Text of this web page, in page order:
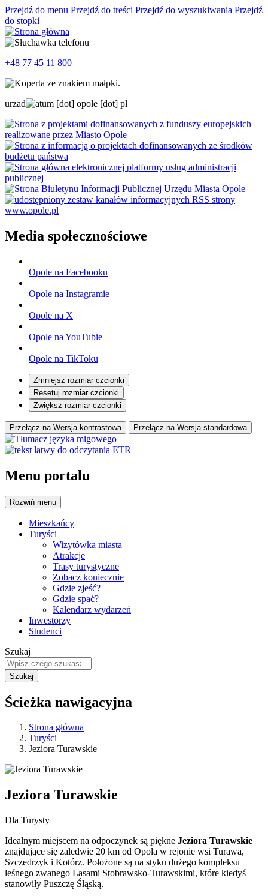
Przejdź do menu Przejdź do treści Przejdź do wyszukiwania Przejdź
do stopki
+48 77 45 11 800
urzad um [dot] opole [dot] pl
Media społecznościowe
Opole na Facebooku
Opole na Instagramie
Opole na X
Opole na YouTubie
Opole na TikToku
Zmniejsz rozmiar czcionki
Resetuj rozmiar czcionki
Zwiększ rozmiar czcionki
Przełącz na Wersja kontrastowa Przełącz na Wersja standardowa
Menu portalu
Rozwiń menu
Mieszkańcy
Turyści
Wizytówka miasta
Atrakcje
Trasy turystyczne
Zobacz koniecznie
Gdzie zjeść?
Gdzie spać?
Kalendarz wydarzeń
Inwestorzy
Studenci
Szukaj
Ścieżka nawigacyjna
Strona główna
Turyści
Jeziora Turawskie
Jeziora Turawskie
Dla Turysty
Idealnym miejscem na odpoczynek są piękne Jeziora Turawskie
znajdujące się zaledwie 20 km od Opola w rejonie wsi Turawa,
Szczedrzyk i Kotórz. Położone są na styku dużego kompleksu
leśnego zwanego Lasami Stobrawsko-Turawskimi, które kiedyś
stanowiły Puszczę Śląską.